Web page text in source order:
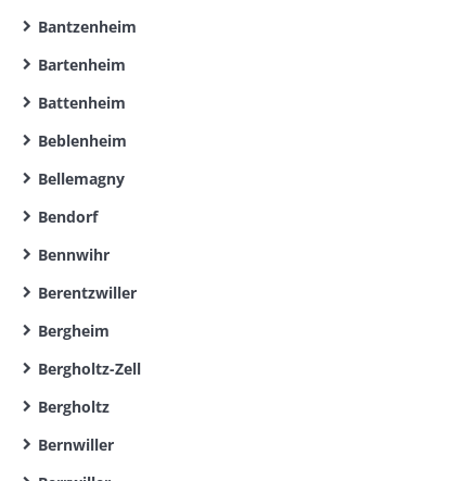
Bantzenheim
Bartenheim
Battenheim
Beblenheim
Bellemagny
Bendorf
Bennwihr
Berentzwiller
Bergheim
Bergholtz-Zell
Bergholtz
Bernwiller